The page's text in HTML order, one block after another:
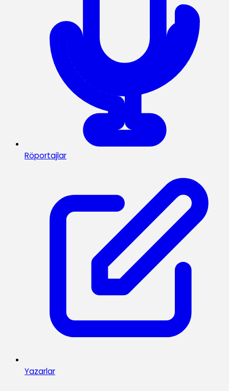
Röportajlar
Yazarlar